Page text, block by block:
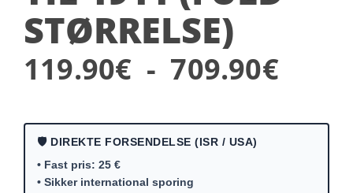
STØRRELSE)
119.90€ - 709.90€
🛡️ DIREKTE FORSENDELSE (ISR / USA)
• Fast pris: 25 €
• Sikker international sporing